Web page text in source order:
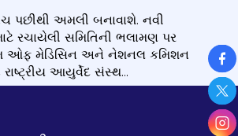
પછીથી અમલી બનાવાશે. નવી
રચાયેલી સમિતિની ભલામણ પર
ઓફ મેડિસિન અને નેશનલ કમિશન
આયુર્વેદ સંસ્થ...